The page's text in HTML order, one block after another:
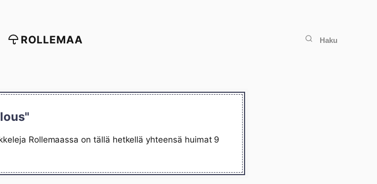
ROLLEMAA Haku
Rollemaassa on tällä hetkellä yhteensä huimat 9